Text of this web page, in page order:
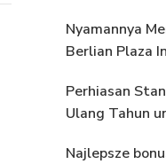
Nyamannya
Berlian Plaza
Perhiasan
Ulang Tahun
Najlepsze